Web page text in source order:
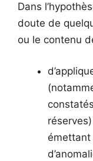
Dans
doute de
ou le contenu